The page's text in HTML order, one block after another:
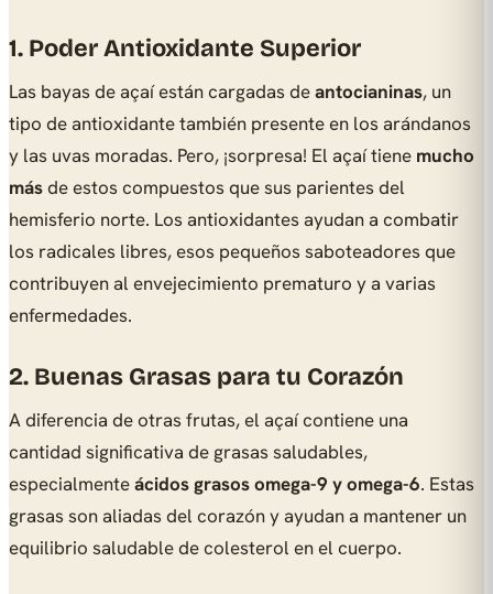
1. Poder Antioxidante Superior
Las bayas de açaí están cargadas deantocianinas, un
tipo de antioxidante también presente en los arándanos
y las uvas moradas. Pero, ¡sorpresa! El açaí tiene mucho
másde estos compuestos que sus parientes del
hemisferio norte. Los antioxidantes ayudan a combatir
los radicales libres, esos pequeños saboteadores que
contribuyen al envejecimiento prematuro y a varias
enfermedades.
2. Buenas Grasas para tu Corazón
A diferencia de otras frutas, el açaí contiene una
cantidad significativa de grasas saludables,
especialmenteácidos grasos omega-9 y omega-6. Estas
grasas son aliadas del corazón y ayudan a mantener un
equilibrio saludable de colesterol en el cuerpo.